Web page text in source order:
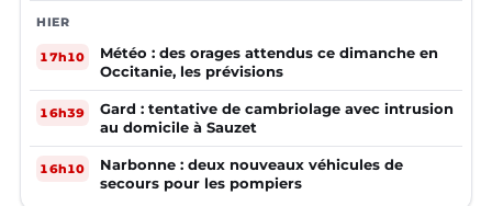
HIER
17h10
Météo : des orages attendus ce dimanche en
Occitanie, les prévisions
16h39
Gard : tentative de cambriolage avec intrusion
au domicile à Sauzet
16h10
Narbonne : deux nouveaux véhicules de
secours pour les pompiers